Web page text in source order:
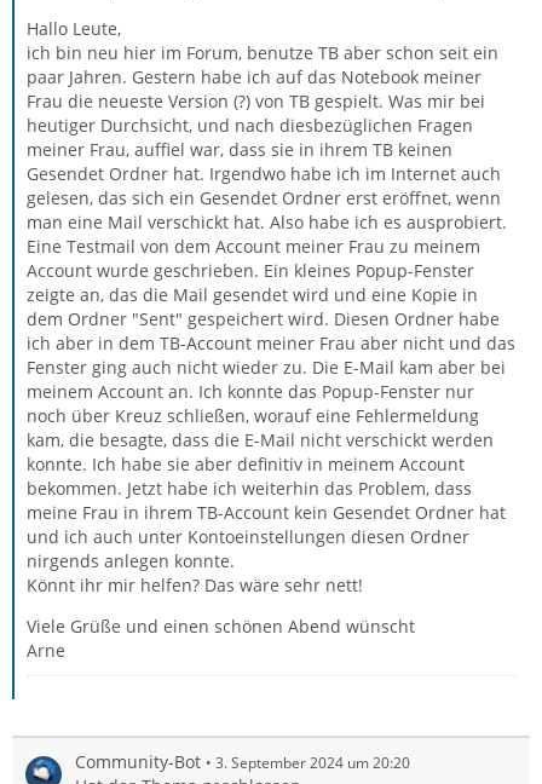
Hallo Leute,
ich bin neu hier im Forum, benutze TB aber schon seit ein
paar Jahren. Gestern habe ich auf das Notebook meiner
Frau die neueste Version (?) von TB gespielt. Was mir bei
heutiger Durchsicht, und nach diesbezüglichen Fragen
meiner Frau, auffiel war, dass sie in ihrem TB keinen
Gesendet Ordner hat. Irgendwo habe ich im Internet auch
gelesen, das sich ein Gesendet Ordner erst eröffnet, wenn
man eine Mail verschickt hat. Also habe ich es ausprobiert.
Eine Testmail von dem Account meiner Frau zu meinem
Account wurde geschrieben. Ein kleines Popup-Fenster
zeigte an, das die Mail gesendet wird und eine Kopie in
dem Ordner "Sent" gespeichert wird. Diesen Ordner habe
ich aber in dem TB-Account meiner Frau aber nicht und das
Fenster ging auch nicht wieder zu. Die E-Mail kam aber bei
meinem Account an. Ich konnte das Popup-Fenster nur
noch über Kreuz schließen, worauf eine Fehlermeldung
kam, die besagte, dass die E-Mail nicht verschickt werden
konnte. Ich habe sie aber definitiv in meinem Account
bekommen. Jetzt habe ich weiterhin das Problem, dass
meine Frau in ihrem TB-Account kein Gesendet Ordner hat
und ich auch unter Kontoeinstellungen diesen Ordner
nirgends anlegen konnte.
Könnt ihr mir helfen? Das wäre sehr nett!
Viele Grüße und einen schönen Abend wünscht
Arne
Community-Bot 3. September 2024 um 20:20